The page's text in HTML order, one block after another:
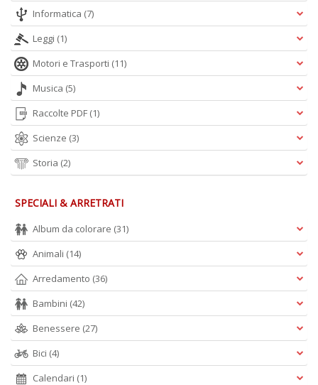
Informatica (7)
Leggi (1)
Motori e Trasporti (11)
Musica (5)
Raccolte PDF (1)
Scienze (3)
Storia (2)
SPECIALI & ARRETRATI
Album da colorare (31)
Animali (14)
Arredamento (36)
Bambini (42)
Benessere (27)
Bici (4)
Calendari (1)